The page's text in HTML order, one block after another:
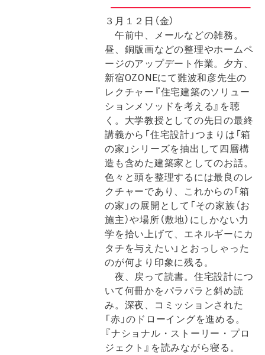
３月１２日（金）
午前中、メールなどの雑務。
昼、銅版画などの整理やホームペ
ージのアップデート作業。夕方、
新宿OZONEにて難波和彦先生の
レクチャー『住宅建築のソリュー
ションメソッドを考える』を聴
く。大学教授としての先日の最終
講義から「住宅設計」つまりは「箱
の家」シリーズを抽出して四層構
造も含めた建築家としてのお話。
色々と頭を整理するには最良のレ
クチャーであり、これからの「箱
の家」の展開として「その家族（お
施主）や場所（敷地）にしかない力
学を拾い上げて、エネルギーにカ
タチを与えたい」とおっしゃった
のが何より印象に残る。
夜、戻って読書。住宅設計につ
いて何冊かをパラパラと斜め読
み。深夜、コミッションされた
「赤」のドローイングを進める。
『ナショナル・ストーリー・プロ
ジェクト』を読みながら寝る。